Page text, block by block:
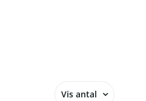
Vis antal